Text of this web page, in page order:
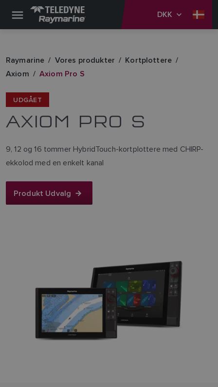
DKK
Raymarine Vores produkter
Kortplottere
Axiom
Axiom Pro S
UDGÅET
AXIOM PRO S
9, 12 og 16 tommer HybridTouch-kortplottere med CHIRP-
ekkolod med en enkelt kanal
Produkt Udvalg